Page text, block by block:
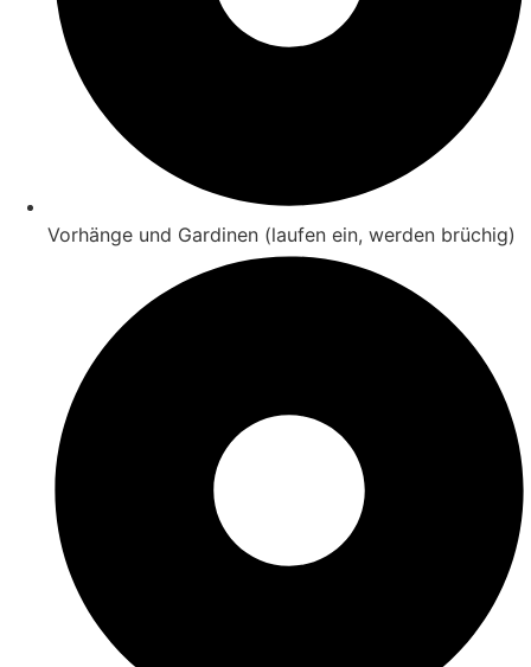
Vorhänge und Gardinen (laufen ein, werden brüchig)